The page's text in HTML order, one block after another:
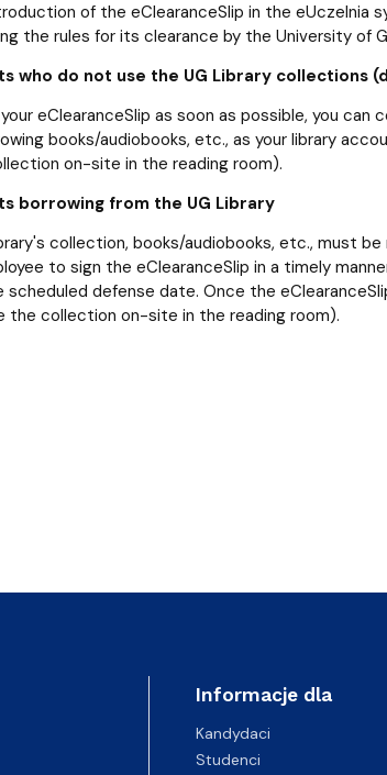
of the eClearanceSlip in the eUczelnia
the rules for its clearance by the University of
who do not use the UG Library collections
eClearanceSlip as soon as possible, you
books/audiobooks, etc., as your library
on-site in the reading room).
borrowing from the UG Library
collection, books/audiobooks, etc., must
to sign the eClearanceSlip in a timely
defense date. Once the
the collection on-site in the reading room).
Informacje dla
Kandydaci
Studenci